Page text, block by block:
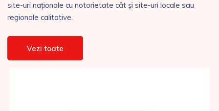
site-uri naționale cu notorietate cât și site-uri locale sau
regionale calitative.
Vezi toate